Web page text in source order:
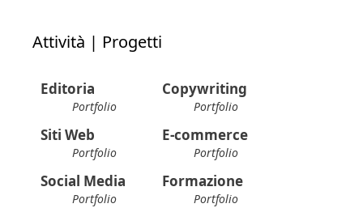
Attività | Progetti
Editoria
Portfolio
Copywriting
Portfolio
Siti Web
Portfolio
E-commerce
Portfolio
Social Media
Portfolio
Formazione
Portfolio